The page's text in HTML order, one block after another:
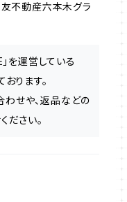
不動産六本木グラ
を運営している
ります。
せや、返品などの
ださい。